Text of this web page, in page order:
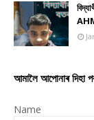
আমালৈ আপোনাৰ দিহা
Name